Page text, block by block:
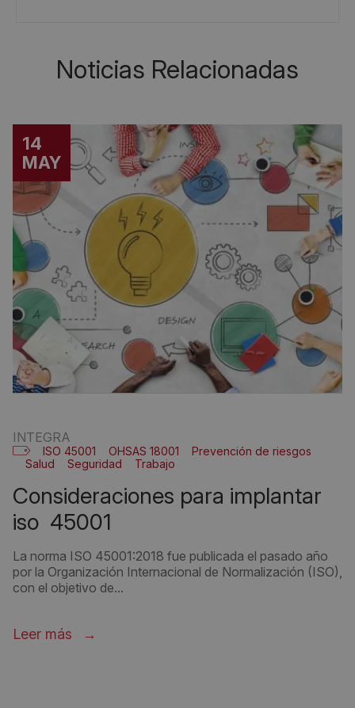
Noticias Relacionadas
14
MAY
INTEGRA
ISO 45001 OHSAS 18001
Prevención de riesgos
Salud
Seguridad Trabajo
consideraciones para implantar
iso 45001
La norma ISO 45001:2018 fue publicada el pasado año
por la Organización Internacional de Normalización (ISO),
con el objetivo de...
Leer más